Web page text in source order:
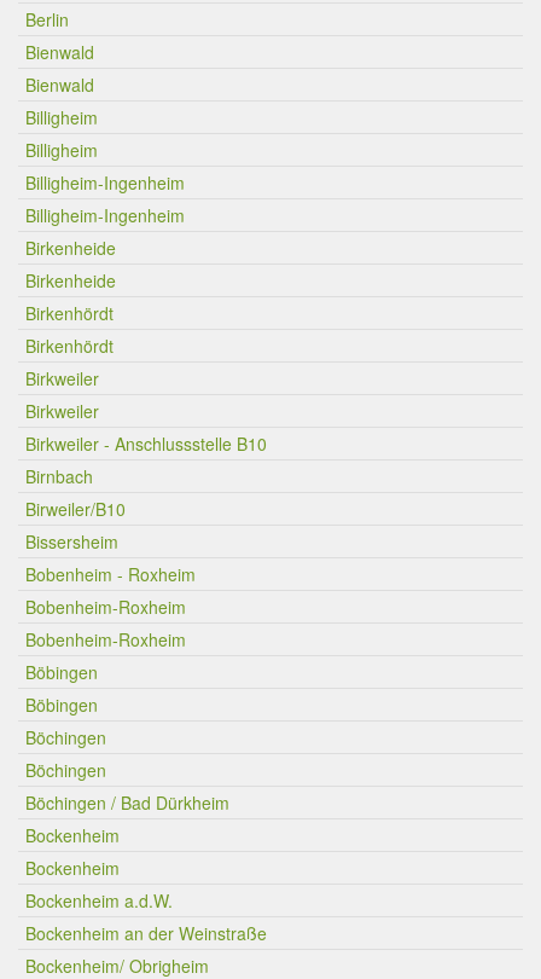
Berlin
Bienwald
Bienwald
Billigheim
Billigheim
Billigheim-Ingenheim
Billigheim-Ingenheim
Birkenheide
Birkenheide
Birkenhördt
Birkenhördt
Birkweiler
Birkweiler
Birkweiler - Anschlussstelle B10
Birnbach
Birweiler/B10
Bissersheim
Bobenheim - Roxheim
Bobenheim-Roxheim
Bobenheim-Roxheim
Böbingen
Böbingen
Böchingen
Böchingen
Böchingen / Bad Dürkheim
Bockenheim
Bockenheim
Bockenheim a.d.W.
Bockenheim an der Weinstraße
Bockenheim/ Obrigheim